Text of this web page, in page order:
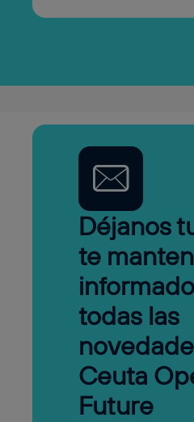
Déjanos
te
todas las
Ceuta
Future